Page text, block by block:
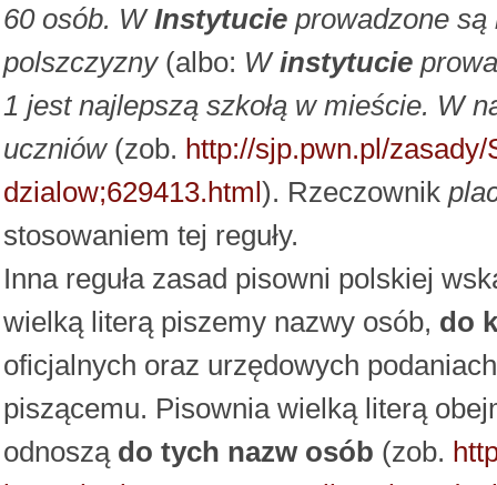
60 osób. WInstytucie prowadzone są
polszczyzny(albo: Winstytucie
1 jest najlepszą szkołą w mieście. W
uczniów(zob. http://sjp.pwn.pl/
dzialow;629413.html). Rzeczownik
stosowaniem tej reguły.
Inna reguła zasad pisowni polskiej
wielką literą piszemy nazwy osób, do
oficjalnych oraz urzędowych
piszącemu. Pisownia wielką literą
odnoszą do tych nazw osób (zob.